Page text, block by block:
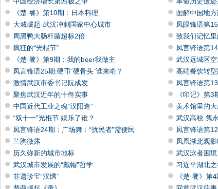
《楚·餮》第10期：日本料理
大城崛起-武汉冲刺国家中心城市
周黑鸭大肠杆菌超标2倍
疯狂的“光棍节”
《楚·餮》第9期：我的beer我做主
凤言锋语25期:硬币“硬骨头”谁来啃？
激情武汉市委书记阮成发
聚焦武汉近年的十件实事
中国近代工业之魂“汉阳造”
“双十一”光棍节 娱乐了谁？
凤言锋语24期：广场舞：“扰民者”需便民
兰胸微露
历久弥新的城市地标
武汉城市发展的“戴帽”哲学
非遗珍宝“汉绣”
图解中国地
凤眼锋语第
致我们记忆
凤言锋语第
武汉远城区
高端餐饮转
凤言锋语第
《印记》第
美术馆里的
武汉高校 隽
凤言锋语第
凤凰湖北观
武汉泳者困
习近平湖北
《楚·餮》第